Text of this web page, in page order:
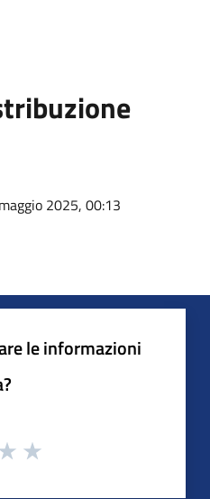
2025, 00:13
le informazioni